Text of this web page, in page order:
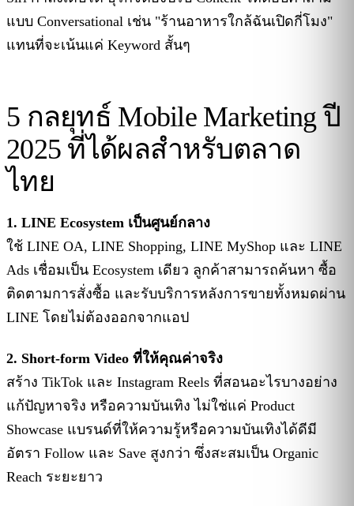
แบบ Conversational เช่น "ร้านอาหารใกล้ฉันเปิดกี่โมง"
แทนที่จะเน้นแค่ Keyword สั้นๆ
5 กลยุทธ์ Mobile Marketing ปี
2025 ที่ได้ผลสำหรับตลาด
ไทย
1. LINE Ecosystem เป็นศูนย์กลาง
ใช้ LINE OA, LINE Shopping, LINE MyShop และ LINE
Ads เชื่อมเป็น Ecosystem เดียว ลูกค้าสามารถค้นหา ซื้อ
ติดตามการสั่งซื้อ และรับบริการหลังการขายทั้งหมดผ่าน
LINE โดยไม่ต้องออกจากแอป
2. Short-form Video ที่ให้คุณค่าจริง
สร้าง TikTok และ Instagram Reels ที่สอนอะไรบางอย่าง
แก้ปัญหาจริง หรือความบันเทิง ไม่ใช่แค่ Product
Showcase แบรนด์ที่ให้ความรู้หรือความบันเทิงได้ดีมี
อัตรา Follow และ Save สูงกว่า ซึ่งสะสมเป็น Organic
Reach ระยะยาว